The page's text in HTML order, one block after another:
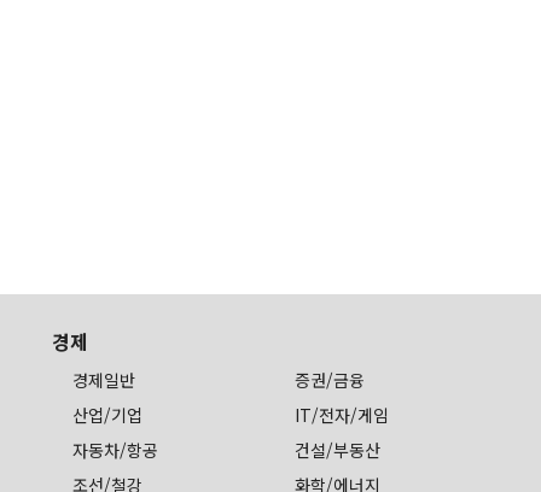
경제
경제일반
증권/금융
산업/기업
IT/전자/게임
자동차/항공
건설/부동산
조선/철강
화학/에너지